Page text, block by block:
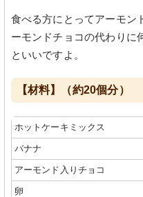
食べる方にとってアーモン
ーモンドチョコの代わりに
といいですよ。
【材料】（約20個分）
ホットケーキミックス
バナナ
アーモンド入りチョコ
卵